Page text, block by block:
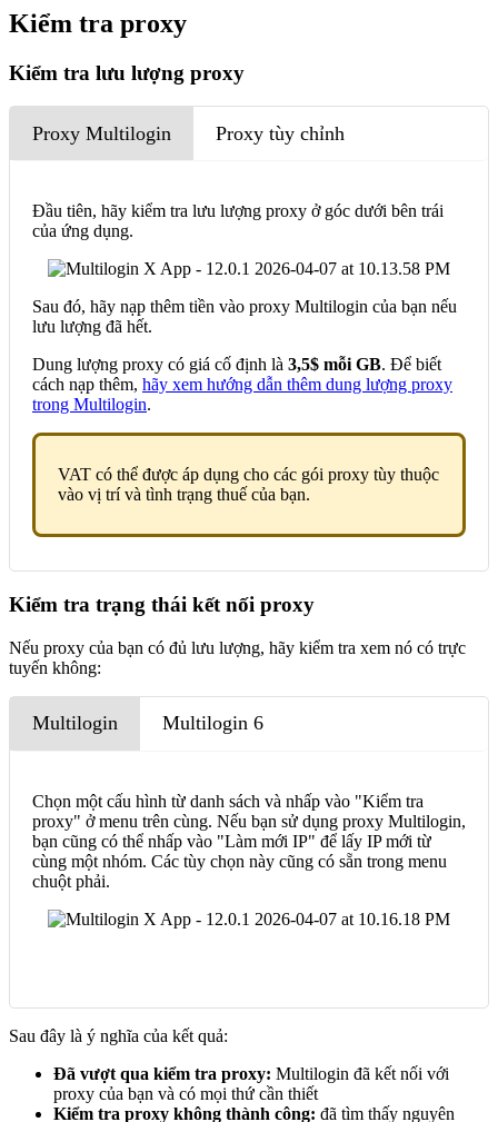
Kiểm tra proxy
Kiểm tra lưu lượng proxy
Proxy Multilogin Proxy tùy chỉnh
Đầu tiên, hãy kiểm tra lưu lượng proxy ở góc dưới bên trái
của ứng dụng.
Sau đó, hãy nạp thêm tiền vào proxy Multilogin của bạn nếu
lưu lượng đã hết.
Dung lượng proxy có giá cố định là 3,5$ mỗi GB. Để biết
cách nạp thêm, hãy xem hướng dẫn thêm dung lượng proxy
trong Multilogin.
VAT có thể được áp dụng cho các gói proxy tùy thuộc
vào vị trí và tình trạng thuế của bạn.
Kiểm tra trạng thái kết nối proxy
Nếu proxy của bạn có đủ lưu lượng, hãy kiểm tra xem nó có trực
tuyến không:
Multilogin Multilogin 6
Chọn một cấu hình từ danh sách và nhấp vào "Kiểm tra
proxy" ở menu trên cùng. Nếu bạn sử dụng proxy Multilogin,
bạn cũng có thể nhấp vào "Làm mới IP" để lấy IP mới từ
cùng một nhóm. Các tùy chọn này cũng có sẵn trong menu
chuột phải.
Sau đây là ý nghĩa của kết quả:
Đã vượt qua kiểm tra proxy: Multilogin đã kết nối với
proxy của bạn và có mọi thứ cần thiết
Kiểm tra proxy không thành công: đã tìm thấy nguyên